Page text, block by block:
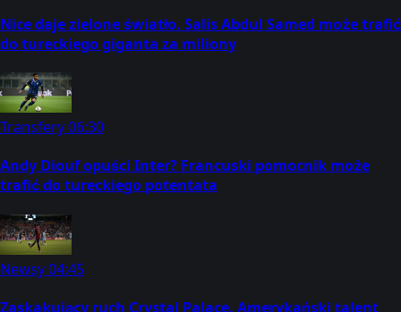
Nice daje zielone światło. Salis Abdul Samed może trafić
do tureckiego giganta za miliony
Transfery06:30
Andy Diouf opuści Inter? Francuski pomocnik może
trafić do tureckiego potentata
Newsy04:45
Zaskakujący ruch Crystal Palace. Amerykański talent